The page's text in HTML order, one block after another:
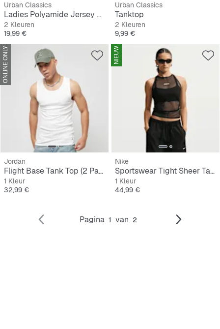
Urban Classics
Ladies Polyamide Jersey Neckholder Top
2 Kleuren
Prijs
19,99 €
Urban Classics
Tanktop
2 Kleuren
Prijs
9,99 €
ONLINE ONLY
Jordan
Flight Base Tank Top (2 Pack)
1 Kleur
Prijs
32,99 €
NIEUW
Nike
Sportswear Tight Sheer Tank Top
1 Kleur
Prijs
44,99 €
Pagina 1 van 2